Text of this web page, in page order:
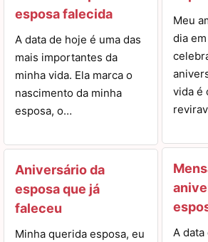
esposa falecida
A data de hoje é uma das
mais importantes da
minha vida. Ela marca o
nascimento da minha
esposa, o…
Aniversário da
esposa que já
faleceu
Minha querida esposa, eu
Meu
dia
vida é
A